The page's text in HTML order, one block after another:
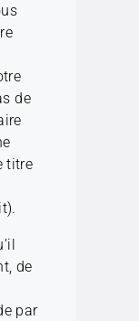
de
titre
de
par